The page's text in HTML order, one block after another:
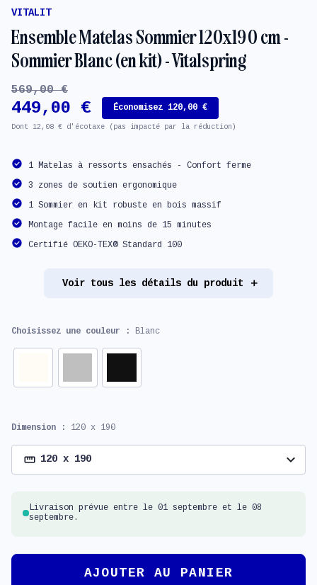
VITALIT
Ensemble Matelas Sommier 120x190 cm -
Sommier Blanc (en kit) - Vitalspring
569,00 €
449,00 € Économisez 120,00 €
Dont 12,08 € d'écotaxe (pas impacté par la réduction)
1 Matelas à ressorts ensachés - Confort ferme
3 zones de soutien ergonomique
1 Sommier en kit robuste en bois massif
Montage facile en moins de 15 minutes
Certifié OEKO-TEX® Standard 100
Voir tous les détails du produit
Choisissez une couleur : Blanc
Dimension : 120 x 190
120 x 190 expand_more
Livraison prévue entre le 01 septembre et le 08
septembre.
AJOUTER AU PANIER